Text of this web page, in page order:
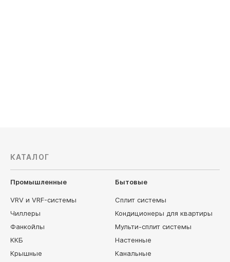
КАТАЛОГ
Промышленные
VRV и VRF-системы
Чиллеры
Фанкойлы
ККБ
Крышные
Бытовые
Сплит системы
Кондиционеры для квартиры
Мульти-сплит системы
Настенные
Канальные